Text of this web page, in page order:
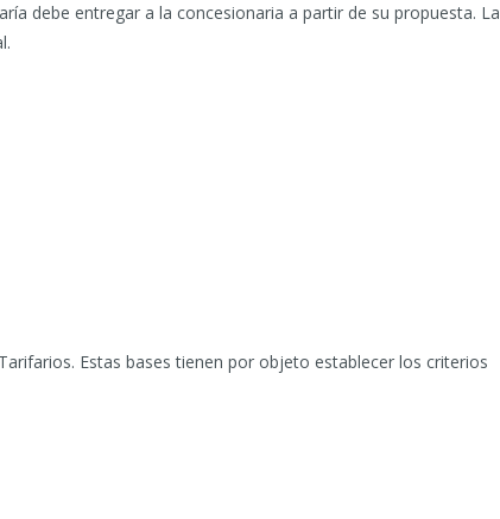
debe entregar a la concesionaria a partir de su propuesta. La
Estas bases tienen por objeto establecer los criterios